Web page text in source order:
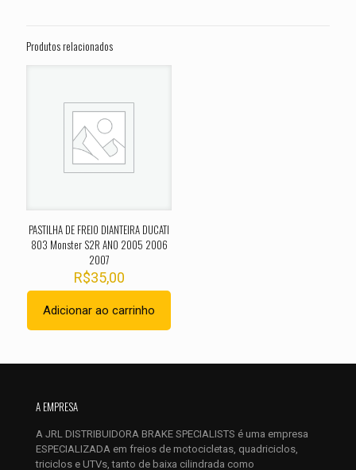
ANO 2015 2016 2017 2018 2019 2020
O seu endereço de e-mail não será publicado.
obrigatórios são marcados com
Sua avaliação
mail*
Salvar meus dados neste navegador para a próxima vez que
Produtos relacionados
PASTILHA DE FREIO DIANTEIRA DUCATI
803 Monster S2R ANO 2005 2006
2007
R$35,00
Adicionar ao carrinho
A EMPRESA
A JRL DISTRIBUIDORA BRAKE SPECIALISTS é uma empresa
ESPECIALIZADA em freios de motocicletas, quadriciclos,
triciclos e UTVs, tanto de baixa cilindrada como